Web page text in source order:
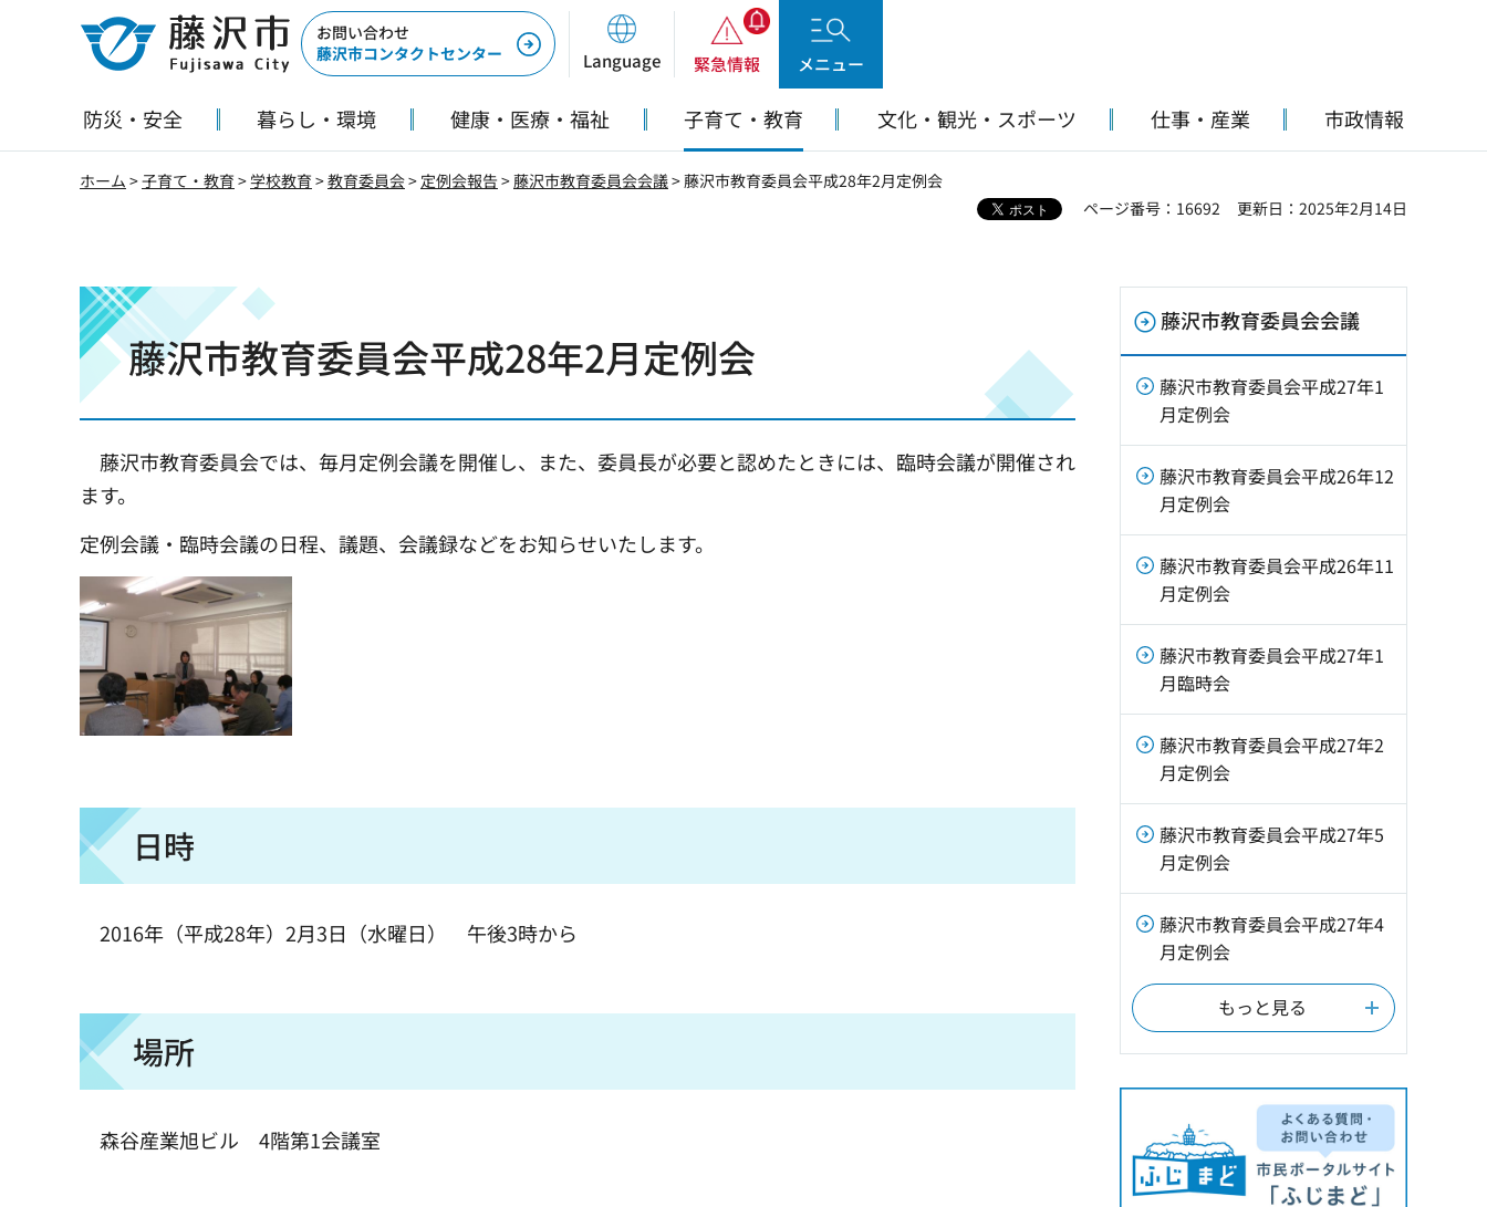
藤沢市
お問い合わせ
藤沢市コンタクトセンター
Language 緊急情報 メニュー
防災・安全 暮らし・環境 健康・医療・福祉 子育て・教育 文化・観光・スポーツ 仕事・産業 市政情報
ホーム >子育て・教育 >学校教育 >教育委員会> 定例会報告>藤沢市教育委員会会議> 藤沢市教育委員会平成28年2月定例会
ページ番号：16692
更新日：2025年2月14日
藤沢市教育委員会平成28年2月定例会
藤沢市教育委員会では、毎月定例会議を開催し、また、委員長が必要と認めたときには、臨時会議が開催され
ます。
定例会議・臨時会議の日程、議題、会議録などをお知らせいたします。
日時
2016年（平成28年）2月3日（水曜日） 午後3時から
場所
森谷産業旭ビル 4階第1会議室
藤沢市教育委員会会議
藤沢市教育委員会平成27年1
月定例会
藤沢市教育委員会平成26年12
月定例会
藤沢市教育委員会平成26年11
月定例会
藤沢市教育委員会平成27年1
月臨時会
藤沢市教育委員会平成27年2
月定例会
藤沢市教育委員会平成27年5
月定例会
藤沢市教育委員会平成27年4
月定例会
もっと見る